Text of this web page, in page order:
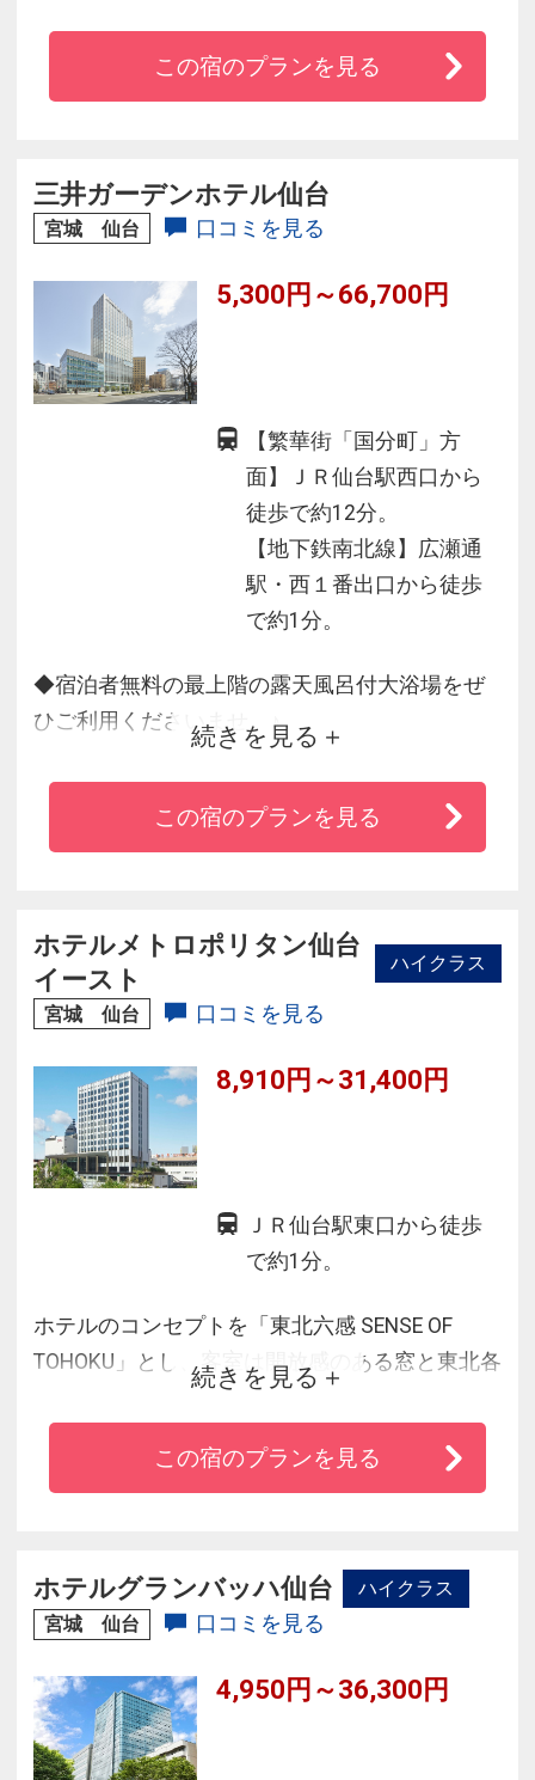
◆ビジネス・観光・ファミリーまで幅広くサポ
ート♪立地の良さでショッピング街や観光地への
洋朝食バイキングが人気♪
◆全室無料Ｗｉ－Ｆｉ♪シモンズ社ベッド♪加湿
この宿のプランを見る
三井ガーデンホテル仙台
宮城 仙台 口コミを見る
5,300円～66,700円
【繁華街「国分町」方
面】ＪＲ仙台駅西口から
徒歩で約12分。
【地下鉄南北線】広瀬通
駅・西１番出口から徒歩
で約1分。
◆宿泊者無料の最上階の露天風呂付大浴場をぜ
ひご利用くださいませ。♪
◆仙台駅から徒歩約13分、繁華街の国分町まで
徒歩約5分でございます。
導入しております。
◆朝食は『杜の都・仙台のごちそうづくし』で
続きを見る
この宿のプランを見る
ホテルメトロポリタン仙台
イースト
ハイクラス
宮城 仙台 口コミを見る
8,910円～31,400円
ＪＲ仙台駅東口から徒歩
で約1分。
ホテルのコンセプトを「東北六感 SENSE OF
TOHOKU」とし、客室は開放感のある窓と東北各
地に咲き誇る花々をイメージしたカラーデザイ
ンで落ち着きある空間をご提供。宮城野通りを
見渡せる宿泊者専用ラウンジでは東北の観光情
として高い利便性とプロパビリティを兼ね備え
ています。
続きを見る
この宿のプランを見る
ホテルグランバッハ仙台
ハイクラス
宮城 仙台
口コミを見る
4,950円～36,300円